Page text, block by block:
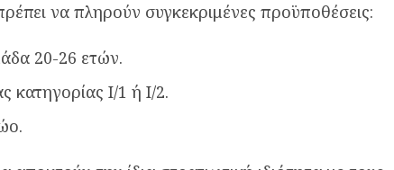
να πληρούν συγκεκριμένες προϋποθέσεις:
20-26 ετών.
κατηγορίας Ι/1 ή Ι/2.